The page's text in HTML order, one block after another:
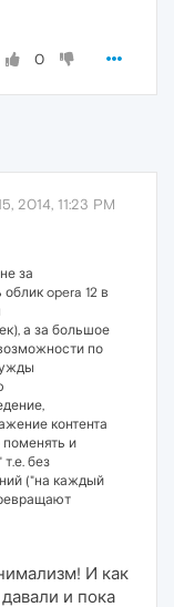
0
2014, 11:23 PM
за
opera 12 в
а за большое
по
контента
и
без
("на каждый
И как
и пока